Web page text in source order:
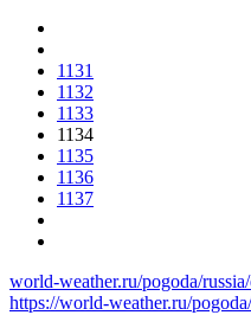
1131
1132
1133
1134
1135
1136
1137
world-weather.ru/pogoda/
https://world-weather.ru/